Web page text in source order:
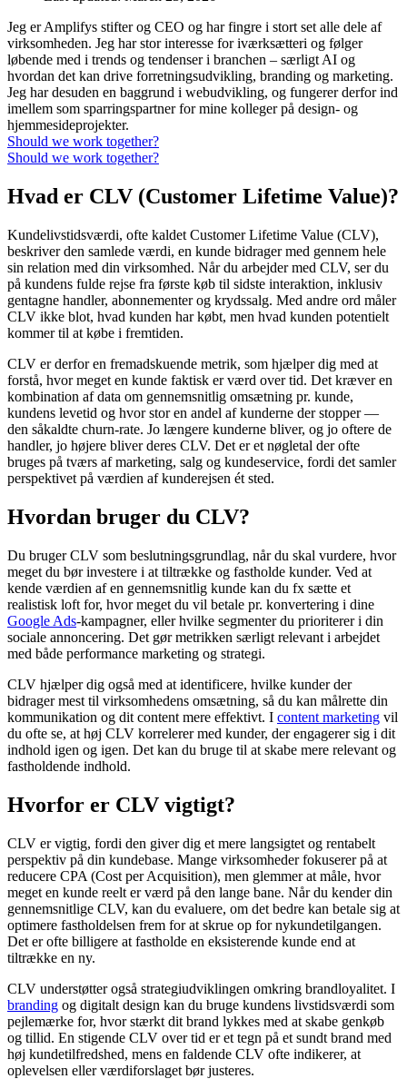
Jeg er Amplifys stifter og CEO og har fingre i stort set alle dele af
virksomheden. Jeg har stor interesse for iværksætteri og følger
løbende med i trends og tendenser i branchen – særligt AI og
hvordan det kan drive forretningsudvikling, branding og marketing.
Jeg har desuden en baggrund i webudvikling, og fungerer derfor ind
imellem som sparringspartner for mine kolleger på design- og
hjemmesideprojekter.
Should we work together?
Should we work together?
Hvad er CLV (Customer Lifetime Value)?
Kundelivstidsværdi, ofte kaldet Customer Lifetime Value (CLV),
beskriver den samlede værdi, en kunde bidrager med gennem hele
sin relation med din virksomhed. Når du arbejder med CLV, ser du
på kundens fulde rejse fra første køb til sidste interaktion, inklusiv
gentagne handler, abonnementer og krydssalg. Med andre ord måler
CLV ikke blot, hvad kunden har købt, men hvad kunden potentielt
kommer til at købe i fremtiden.
CLV er derfor en fremadskuende metrik, som hjælper dig med at
forstå, hvor meget en kunde faktisk er værd over tid. Det kræver en
kombination af data om gennemsnitlig omsætning pr. kunde,
kundens levetid og hvor stor en andel af kunderne der stopper —
den såkaldte churn-rate. Jo længere kunderne bliver, og jo oftere de
handler, jo højere bliver deres CLV. Det er et nøgletal der ofte
bruges på tværs af marketing, salg og kundeservice, fordi det samler
perspektivet på værdien af kunderejsen ét sted.
Hvordan bruger du CLV?
Du bruger CLV som beslutningsgrundlag, når du skal vurdere, hvor
meget du bør investere i at tiltrække og fastholde kunder. Ved at
kende værdien af en gennemsnitlig kunde kan du fx sætte et
realistisk loft for, hvor meget du vil betale pr. konvertering i dine
Google Ads-kampagner, eller hvilke segmenter du prioriterer i din
sociale annoncering. Det gør metrikken særligt relevant i arbejdet
med både performance marketing og strategi.
CLV hjælper dig også med at identificere, hvilke kunder der
bidrager mest til virksomhedens omsætning, så du kan målrette din
kommunikation og dit content mere effektivt. I content marketing vil
du ofte se, at høj CLV korrelerer med kunder, der engagerer sig i dit
indhold igen og igen. Det kan du bruge til at skabe mere relevant og
fastholdende indhold.
Hvorfor er CLV vigtigt?
CLV er vigtig, fordi den giver dig et mere langsigtet og rentabelt
perspektiv på din kundebase. Mange virksomheder fokuserer på at
reducere CPA (Cost per Acquisition), men glemmer at måle, hvor
meget en kunde reelt er værd på den lange bane. Når du kender din
gennemsnitlige CLV, kan du evaluere, om det bedre kan betale sig at
optimere fastholdelsen frem for at skrue op for nykundetilgangen.
Det er ofte billigere at fastholde en eksisterende kunde end at
tiltrække en ny.
CLV understøtter også strategiudviklingen omkring brandloyalitet. I
branding og digitalt design kan du bruge kundens livstidsværdi som
pejlemærke for, hvor stærkt dit brand lykkes med at skabe genkøb
og tillid. En stigende CLV over tid er et tegn på et sundt brand med
høj kundetilfredshed, mens en faldende CLV ofte indikerer, at
oplevelsen eller værdiforslaget bør justeres.